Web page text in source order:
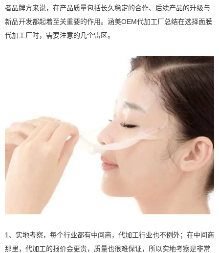
者品牌方来说，在产品质量包括长久稳定的合作、后续产品的升级与
新品开发都起着至关重要的作用。涵美OEM代加工厂总结在选择面膜
代加工厂时，需要注意的几个雷区。
1、实地考察，每个行业都有中间商，代加工行业也不例外；在中间商
那里，代加工的报价会更贵，质量也很难保证，所以实地考察是非常